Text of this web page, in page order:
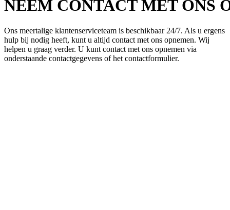
NEEM CONTACT MET ONS
Ons meertalige klantenserviceteam is beschikbaar 24/7. Als u ergens
hulp bij nodig heeft, kunt u altijd contact met ons opnemen. Wij
helpen u graag verder. U kunt contact met ons opnemen via
onderstaande contactgegevens of het contactformulier.